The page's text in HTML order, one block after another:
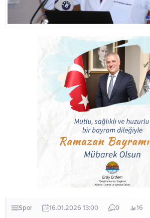
Spor 16.01.2026 13:00 0 16